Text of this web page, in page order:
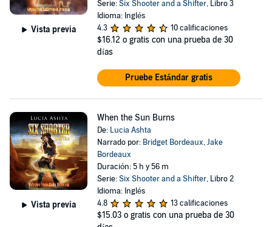
Vista previa
Serie:Six Shooter and a Shifter, Libro 3
Idioma: Inglés
4.3
10 calificaciones
$16.12 o gratis con una prueba de 30
días
Pruebe Estándar gratis
Vista previa
When the Sun Burns
De: Lucia Ashta
Narrado por: Bridget Bordeaux,Jake
Bordeaux
Duración: 5 h y 56 m
Serie:Six Shooter and a Shifter, Libro 2
Idioma: Inglés
4.8
13 calificaciones
$15.03 o gratis con una prueba de 30